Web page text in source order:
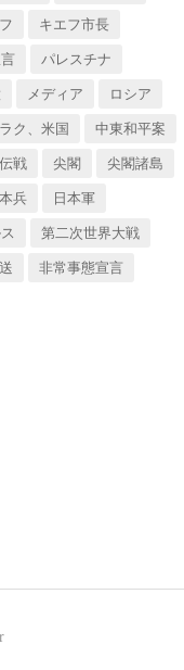
キエフ市長
パレスチナ
メディア
ロシア
ク、米国
中東和平案
戦 尖閣
尖閣諸島
兵
日本軍
第二次世界大戦
非常事態宣言